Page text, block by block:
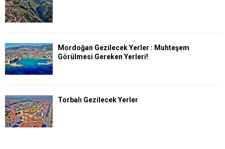
Mordoğan Gezilecek Yerler : Muhteşem
Görülmesi Gereken Yerleri!
Torbalı Gezilecek Yerler